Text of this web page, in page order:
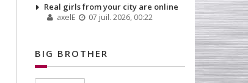
Real girls from your city are online
axelE 07 juil. 2026, 00:22
BIG BROTHER